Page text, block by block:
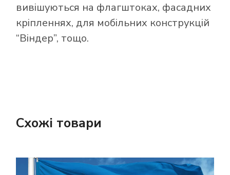
вивішуються на флагштоках, фасадних
кріпленнях, для мобільних конструкцій
“Віндер”, тощо.
Схожі товари